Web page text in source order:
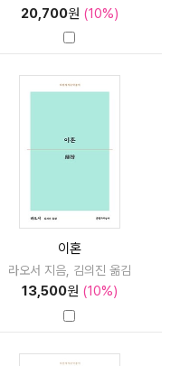
20,700원 (10%)
이혼
라오서 지음, 김의진 옮김
13,500원 (10%)